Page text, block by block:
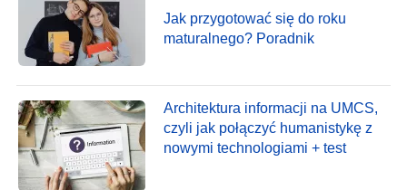
Jak przygotować się do roku
maturalnego? Poradnik
Architektura informacji na UMCS,
czyli jak połączyć humanistykę z
nowymi technologiami + test